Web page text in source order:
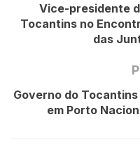
Vice-presidente
Tocantins no
das
Governo do
em Porto